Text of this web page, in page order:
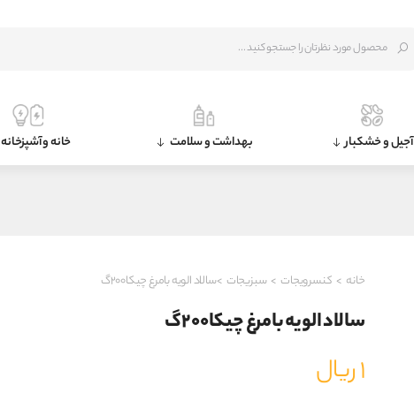
آجیل و خشکبار بهداشت و سلامت خانه و آشپزخانه
خانه > کنسرویجات > سبزیجات >سالاد الویه بامرغ چیکا۲۰۰گ
سالاد الویه بامرغ چیکا۲۰۰گ
۱ریال